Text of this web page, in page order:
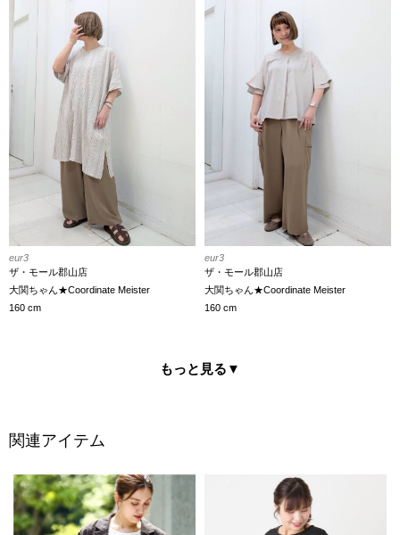
eur3
ザ・モール郡山店
大関ちゃん★Coordinate Meister
160 cm
eur3
ザ・モール郡山店
大関ちゃん★Coordinate Meister
160 cm
もっと見る ▼
関連アイテム